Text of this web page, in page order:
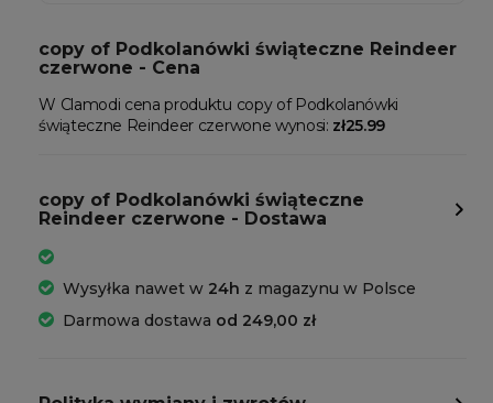
copy of Podkolanówki świąteczne Reindeer
czerwone - Cena
W Clamodi cena produktu copy of Podkolanówki
świąteczne Reindeer czerwone wynosi: zł25.99
copy of Podkolanówki świąteczne
Reindeer czerwone - Dostawa
Wysyłka nawet w 24h z magazynu w Polsce
Darmowa dostawa od 249,00 zł